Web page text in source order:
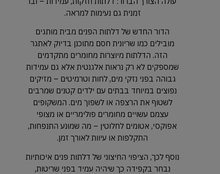
זמנית גם נעימות למראה.
הדור החדש של דלתות הפנים מבית מותגים
מובילים כמו שריונית חסם מתוכנן בדיוק לאתגר
הזה. הדלתות מיוצרות מחומרים מתקדמים
שמספקים לא רק נראות אלגנטית אלא גם עמידות
גבוהה בפני נזקי מים, לחות וטרמיטים – מזיקים
נפוצים במיוחד בבתים עם ילדים קטנים שמרבים
לשטוף את הרצפה או לשפוך מים. המשקופים
עצמם עשויים מחומרים פולימריים או מצופי
אפוקסי, אטומים לחלוטין – מה שמונע התנפחות,
התקלפות או עיוות לאורך זמן.
נוסף לכך, הציפוי החיצוני של דלתות פנים איכותיות
נבחר בקפידה כך שיהיה עמיד בפני שריטות,